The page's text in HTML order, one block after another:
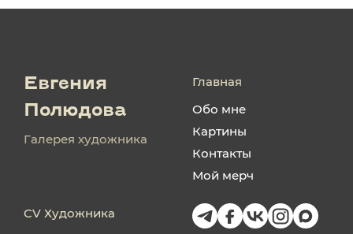
Евгения
Полюдова
Галерея художника
Главная
Обо мне
Картины
Контакты
Мой мерч
CV Художника